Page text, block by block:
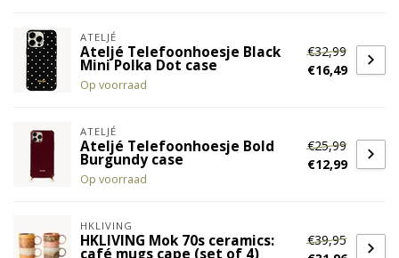
ATELJÉ
Ateljé Telefoonhoesje Black
Mini Polka Dot case
Op voorraad
€32,99
€16,49
ATELJÉ
Ateljé Telefoonhoesje Bold
Burgundy case
Op voorraad
€25,99
€12,99
HKLIVING
HKLIVING Mok 70s ceramics:
café mugs cape (set of 4)
€39,95